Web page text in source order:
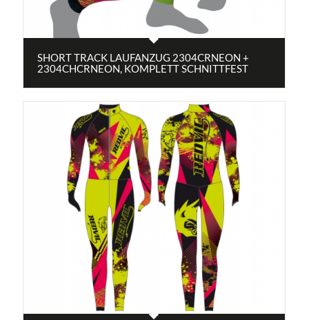
SHORT TRACK LAUFANZUG 2304CRNEON +
2304CHCRNEON, KOMPLETT SCHNITTFEST